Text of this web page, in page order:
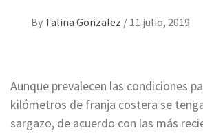
By Talina Gonzalez / 11 julio, 2019
Aunque prevalecen las condiciones
kilómetros de franja costera se
sargazo, de acuerdo con las más